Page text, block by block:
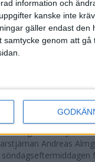
information och
kanske inte
gäller endast
genom att
vann Finnkampen
världens äldsta
fullsatta läktare på
testade VM-
avgörs i Tokyo den
Andreas